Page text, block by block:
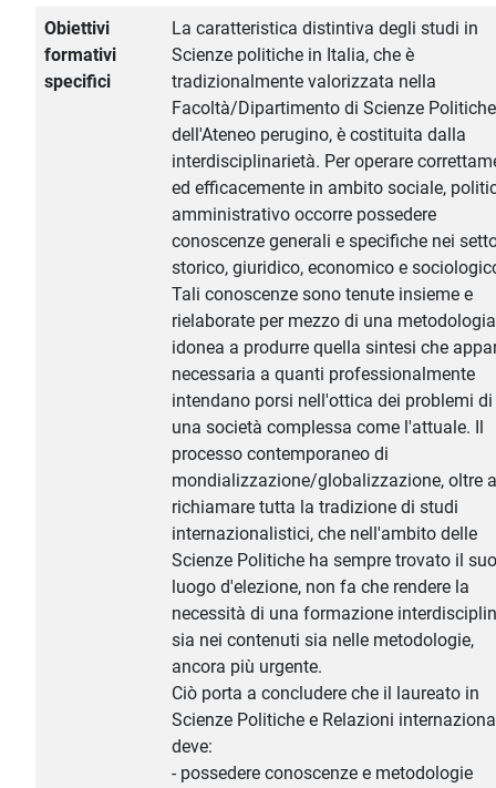
Obiettivi
formativi
specifici
La caratteristica distintiva degli studi in
Scienze politiche in Italia, che è
tradizionalmente valorizzata nella
Facoltà/Dipartimento di Scienze Politiche
dell'Ateneo perugino, è costituita dalla
interdisciplinarietà. Per operare
ed efficacemente in ambito sociale,
amministrativo occorre possedere
conoscenze generali e specifiche nei
storico, giuridico, economico e
Tali conoscenze sono tenute insieme e
rielaborate per mezzo di una metodologia
idonea a produrre quella sintesi che
necessaria a quanti professionalmente
intendano porsi nell'ottica dei problemi di
una società complessa come l'attuale. Il
processo contemporaneo di
mondializzazione/globalizzazione, oltre a
richiamare tutta la tradizione di studi
internazionalistici, che nell'ambito delle
Scienze Politiche ha sempre trovato il suo
luogo d'elezione, non fa che rendere la
necessità di una formazione
sia nei contenuti sia nelle metodologie,
ancora più urgente.
Ciò porta a concludere che il laureato in
Scienze Politiche e Relazioni
deve:
- possedere conoscenze e metodologie